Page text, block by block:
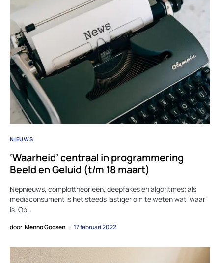
NIEUWS
‘Waarheid’ centraal in programmering
Beeld en Geluid (t/m 18 maart)
Nepnieuws, complottheorieën, deepfakes en algoritmes; als
mediaconsument is het steeds lastiger om te weten wat ‘waar’
is. Op…
door Menno Goosen 17 februari 2022